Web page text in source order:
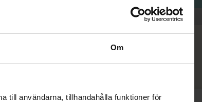
Om
till användarna, tillhandahålla funktioner för